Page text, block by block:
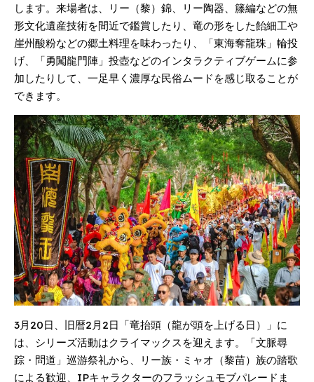
します。来場者は、リー（黎）錦、リー陶器、籐編などの無
形文化遺産技術を間近で鑑賞したり、竜の形をした飴細工や
崖州酸粉などの郷土料理を味わったり、「東海奪龍珠」輪投
げ、「勇闖龍門陣」投壺などのインタラクティブゲームに参
加したりして、一足早く濃厚な民俗ムードを感じ取ることが
できます。
3月20日、旧暦2月2日「竜抬頭（龍が頭を上げる日）」に
は、シリーズ活動はクライマックスを迎えます。「文脈尋
踪・問道」巡游祭礼から、リー族・ミャオ（黎苗）族の踏歌
による歓迎、IPキャラクターのフラッシュモブパレードま